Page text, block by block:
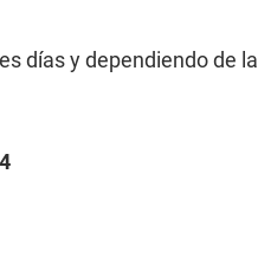
días y dependiendo de la